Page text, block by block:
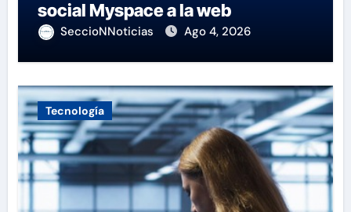
social Myspace a la web
SeccioNNoticias Ago 4, 2026
Tecnología